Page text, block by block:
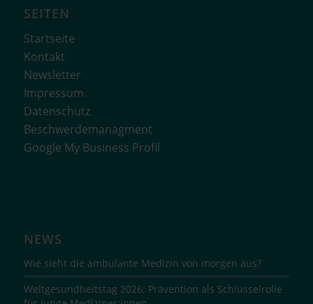
SEITEN
Startseite
Kontakt
Newsletter
Impressum
Datenschutz
Beschwerdemanagment
Google My Business Profil
NEWS
Wie sieht die ambulante Medizin von morgen aus?
Weltgesundheitstag 2026: Prävention als Schlüsselrolle